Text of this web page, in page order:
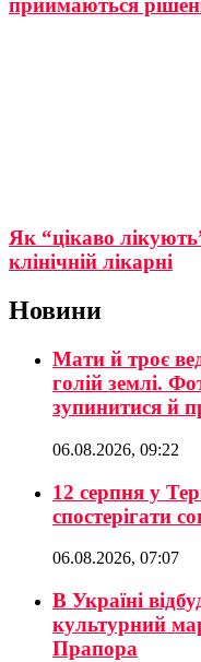
приймаються
Як “цікаво
клінічній лікарні
Новини
Мати й троє
голій землі.
зупинитися й
06.08.2026, 09:22
12 серпня у
спостерігати
06.08.2026, 07:07
В Україні
культурний
Прапора